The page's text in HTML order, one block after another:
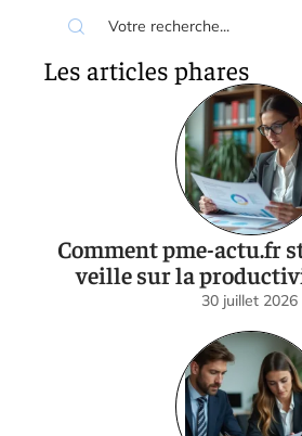
Les articles phares
Comment pme-actu.fr
veille sur la
30 juillet 2026